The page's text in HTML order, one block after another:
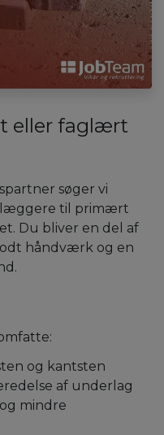
eller faglært
søger vi
til primært
Du bliver en del af
håndværk og en
og kantsten
af underlag
mindre